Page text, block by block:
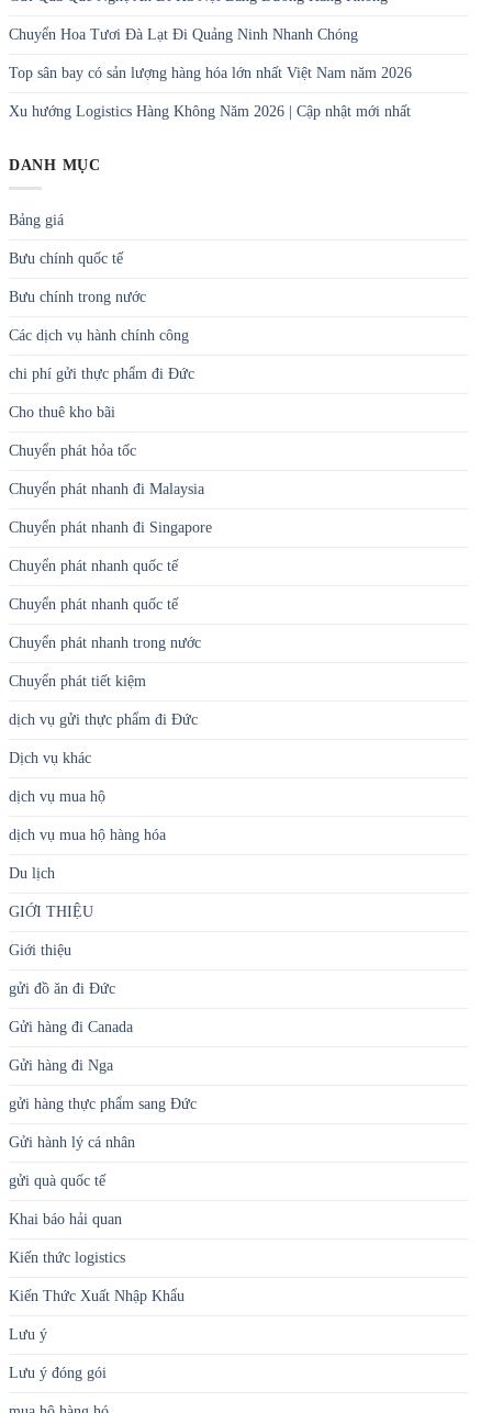
Chuyển Hoa Tươi Đà Lạt Đi Quảng Ninh Nhanh Chóng
Top sân bay có sản lượng hàng hóa lớn nhất Việt Nam năm 2026
Xu hướng Logistics Hàng Không Năm 2026 | Cập nhật mới nhất
DANH MỤC
Bảng giá
Bưu chính quốc tế
Bưu chính trong nước
Các dịch vụ hành chính công
chi phí gửi thực phẩm đi Đức
Cho thuê kho bãi
Chuyển phát hỏa tốc
Chuyển phát nhanh đi Malaysia
Chuyển phát nhanh đi Singapore
Chuyển phát nhanh quốc tế
Chuyển phát nhanh quốc tế
Chuyển phát nhanh trong nước
Chuyển phát tiết kiệm
dịch vụ gửi thực phẩm đi Đức
Dịch vụ khác
dịch vụ mua hộ
dịch vụ mua hộ hàng hóa
Du lịch
GIỚI THIỆU
Giới thiệu
gửi đồ ăn đi Đức
Gửi hàng đi Canada
Gửi hàng đi Nga
gửi hàng thực phẩm sang Đức
Gửi hành lý cá nhân
gửi quà quốc tế
Khai báo hải quan
Kiến thức logistics
Kiến Thức Xuất Nhập Khẩu
Lưu ý
Lưu ý đóng gói